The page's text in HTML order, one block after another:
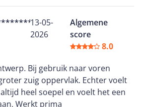
13-05-
2026
Algemene
score
8.0
Bij gebruik naar voren
zuig oppervlak. Echter voelt
heel soepel en voelt het een
Werkt prima